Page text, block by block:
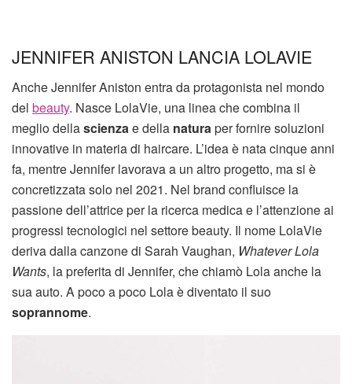
JENNIFER ANISTON LANCIA LOLAVIE
Anche Jennifer Aniston entra da protagonista nel mondo
del beauty. Nasce LolaVie, una linea che combina il
meglio dellascienzae della naturaper fornire soluzioni
innovative in materia di haircare. L’idea è nata cinque anni
fa, mentre Jennifer lavorava a un altro progetto, ma si è
concretizzata solo nel 2021. Nel brand confluisce la
passione dell’attrice per la ricerca medica e l’attenzione ai
progressi tecnologici nel settore beauty. Il nome LolaVie
deriva dalla canzone di Sarah Vaughan, Whatever Lola
Wants, la preferita di Jennifer, che chiamò Lola anche la
sua auto. A poco a poco Lola è diventato il suo
soprannome.